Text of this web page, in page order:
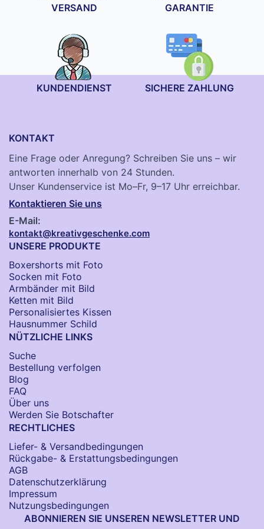
VERSAND
GARANTIE
KUNDENDIENST SICHERE ZAHLUNG
KONTAKT
Eine Frage oder Anregung? Schreiben Sie uns – wir
antworten innerhalb von 24 Stunden.
Unser Kundenservice ist Mo–Fr, 9–17 Uhr erreichbar.
Kontaktieren Sie uns
E-Mail:
kontakt@kreativgeschenke.com
UNSERE PRODUKTE
Boxershorts mit Foto
Socken​ mit Foto
Armbänder mit Bild​
Ketten mit Bild
Personalisiertes Kissen
Hausnummer Schild
NÜTZLICHE LINKS
Suche
Bestellung verfolgen
Blog
FAQ
Über uns
Werden Sie Botschafter
RECHTLICHES
Liefer- & Versandbedingungen
Rückgabe- & Erstattungsbedingungen
AGB
Datenschutzerklärung
Impressum
Nutzungsbedingungen
ABONNIEREN SIE UNSEREN NEWSLETTER UND